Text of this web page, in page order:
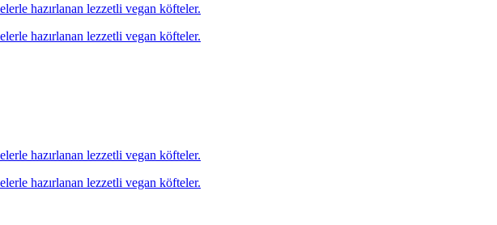
hazırlanan lezzetli vegan köfteler.
hazırlanan lezzetli vegan köfteler.
hazırlanan lezzetli vegan köfteler.
hazırlanan lezzetli vegan köfteler.